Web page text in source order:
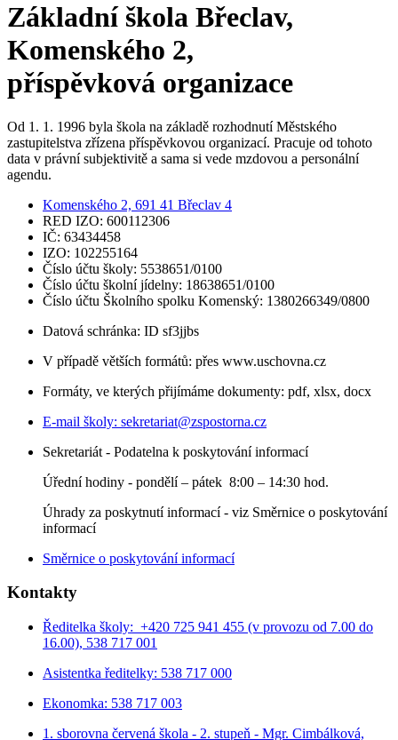
Základní škola Břeclav,
Komenského 2,
příspěvková organizace
Od 1. 1. 1996 byla škola na základě rozhodnutí Městského
zastupitelstva zřízena příspěvkovou organizací. Pracuje od tohoto
data v právní subjektivitě a sama si vede mzdovou a personální
agendu.
Komenského 2, 691 41 Břeclav 4
RED IZO: 600112306
IČ: 63434458
IZO: 102255164
Číslo účtu školy: 5538651/0100
Číslo účtu školní jídelny: 18638651/0100
Číslo účtu Školního spolku Komenský: 1380266349/0800
Datová schránka: ID sf3jjbs
V případě větších formátů: přes www.uschovna.cz
Formáty, ve kterých přijímáme dokumenty: pdf, xlsx, docx
E-mail školy: sekretariat@zspostorna.cz
Sekretariát - Podatelna k poskytování informací
Úřední hodiny - pondělí – pátek 8:00 – 14:30 hod.
Úhrady za poskytnutí informací - viz Směrnice o poskytování
informací
Směrnice o poskytování informací
Kontakty
Ředitelka školy: +420 725 941 455 (v provozu od 7.00 do
16.00), 538 717 001
Asistentka ředitelky: 538 717 000
Ekonomka: 538 717 003
1. sborovna červená škola - 2. stupeň - Mgr. Cimbálková,